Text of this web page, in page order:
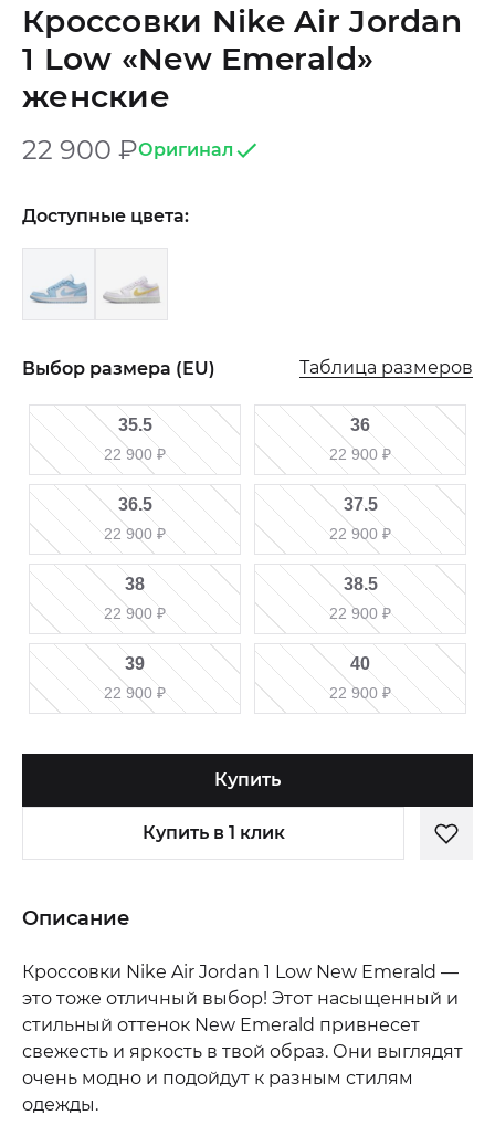
Кроссовки Nike Air Jordan
1 Low «New Emerald»
женские
22 900 ₽Оригинал
Доступные цвета:
Выбор размера (EU) Таблица размеров
35.5
22 900 ₽
36
22 900 ₽
36.5
22 900 ₽
37.5
22 900 ₽
38
22 900 ₽
38.5
22 900 ₽
39
22 900 ₽
40
22 900 ₽
Купить
Купить в 1 клик
Описание
Кроссовки Nike Air Jordan 1 Low New Emerald —
это тоже отличный выбор! Этот насыщенный и
стильный оттенок New Emerald привнесет
свежесть и яркость в твой образ. Они выглядят
очень модно и подойдут к разным стилям
одежды.